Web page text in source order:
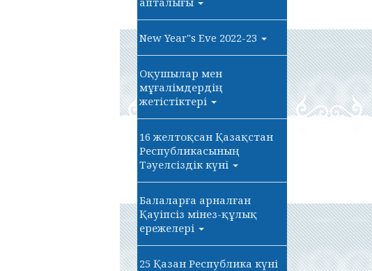
New Year"s Eve 2022-23
Оқушылар мен
мұғалімдердің
жетістіктері
16 желтоқсан Қазақстан
Республикасының
Тәуелсіздік күні
Балаларға арналған
Қауіпсіз мінез-құлық
ережелері
25 Қазан Республика күні